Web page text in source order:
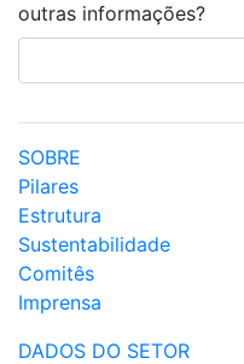
outras informações?
SOBRE
Pilares
Estrutura
Sustentabilidade
Comitês
Imprensa
DADOS DO SETOR